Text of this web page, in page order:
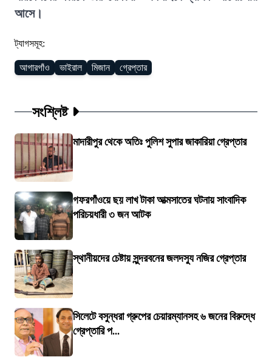
আসে।
ট্যাগসমূহ:
আগারগাঁও ভাইরাল মিজান গ্রেপ্তার
সংশ্লিষ্ট
মাদারীপুর থেকে অতিঃ পুলিশ সুপার জাকারিয়া গ্রেপ্তার
গফরগাঁওয়ে ছয় লাখ টাকা আত্মসাতের ঘটনায় সাংবাদিক
পরিচয়ধারী ৩ জন আটক
স্থানীয়দের চেষ্টায় সুন্দরবনের জলদস্যু নজির গ্রেপ্তার
সিলেটে বসুন্ধরা গ্রুপের চেয়ারম্যানসহ ৬ জনের বিরুদ্ধে
গ্রেপ্তারি প...